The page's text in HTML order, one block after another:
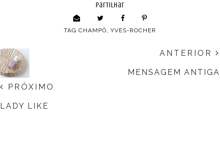
partilhar
TAG CHAMPÔ, YVES-ROCHER
ANTERIOR
MENSAGEM ANTIGA
PRÓXIMO
LADY LIKE